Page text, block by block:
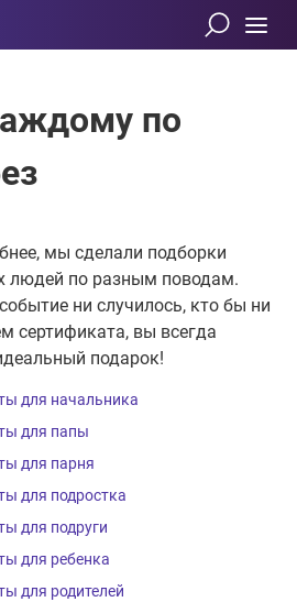
по
мы сделали подборки
людей по разным поводам.
ни случилось, кто бы ни
сертификата, вы всегда
подарок!
для начальника
для папы
для парня
для подростка
для подруги
для ребенка
для родителей